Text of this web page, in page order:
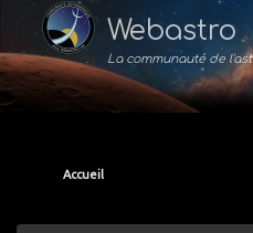
Webastro
La communauté de
Accueil